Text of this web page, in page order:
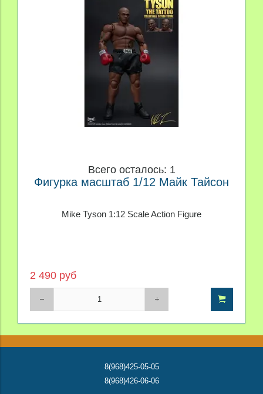
Всего осталось: 1
Фигурка масштаб 1/12 Майк Тайсон
Mike Tyson 1:12 Scale Action Figure
2 490 руб
8(968)425-05-05
8(968)426-06-06